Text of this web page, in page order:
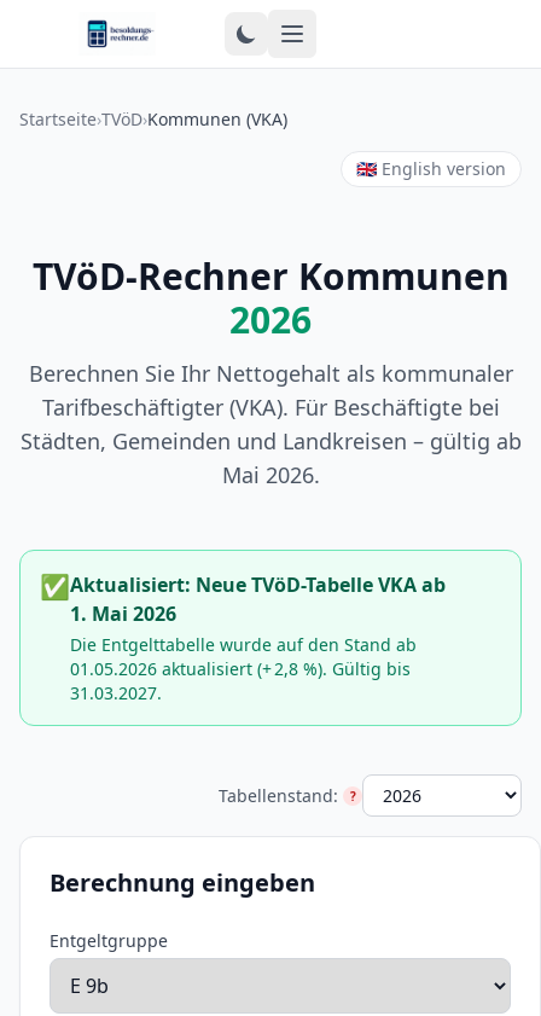
Zum Inhalt springen
Startseite›TVöD›Kommunen (VKA)
🇬🇧 English version
TVöD-Rechner Kommunen
2026
Berechnen Sie Ihr Nettogehalt als kommunaler
Tarifbeschäftigter (VKA). Für Beschäftigte bei
Städten, Gemeinden und Landkreisen – gültig ab
Mai 2026.
✅Aktualisiert: Neue TVöD-Tabelle VKA ab
1. Mai 2026
Die Entgelttabelle wurde auf den Stand ab
01.05.2026 aktualisiert (+ 2,8 %). Gültig bis
31.03.2027.
Tabellenstand: Tabellenstand-Hilfe
?
Berechnung eingeben
Entgeltgruppe